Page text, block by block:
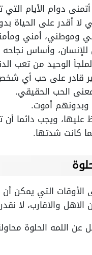
دوام الأيام
لا أقدر على الحياة
وموطني، أمني
للإنسان، وأساس
الوحيد من تعب
قادر على حب أي شخص
الحب الحقيقي.
وبدونهم أموت.
عليها، ويجب دائما
كانت شدتها.
التي يمكن أن
والاقارب، لا
عن اللمه الحلوة